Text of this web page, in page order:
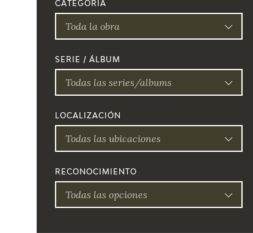
CATEGORÍA
Toda la obra
SERIE / ÁLBUM
Todas las series/albums
LOCALIZACIÓN
Todas las ubicaciones
RECONOCIMIENTO
Todas las opciones